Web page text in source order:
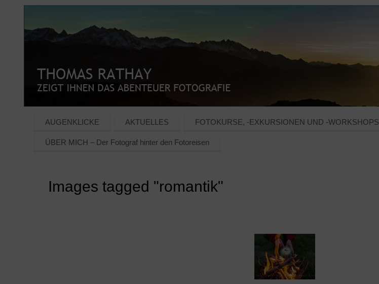
AUGENKLICKE AKTUELLES FOTOKURSE, -EXKURSIONEN UND -WORKSHOPS
ÜBER MICH – Der Fotograf hinter den Fotoreisen
Images tagged "romantik"